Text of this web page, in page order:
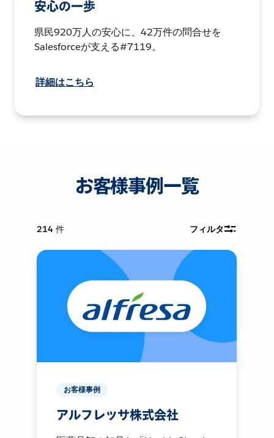
安心の一歩
県民920万人の安心に、42万件の問合せを
Salesforceが支える#7119。
詳細はこちら
お客様事例一覧
214 件 フィルタ
お客様事例
アルフレッサ株式会社